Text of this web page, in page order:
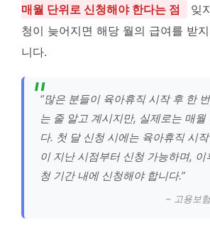
매월 단위로 신청해야 한다는 점
잊
청이 늦어지면 해당 월의 급여를 받
니다.
“많은 분들이 육아휴직 시작 후 한
는 줄 알고 계시지만, 실제로는 매월
다. 첫 달 신청 시에는 육아휴직 시
이 지난 시점부터 신청 가능하며, 이
청 기간 내에 신청해야 합니다.”
– 고용보